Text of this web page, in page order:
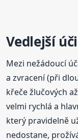
Vedlejší
Mezi nežádoucí
a zvracení (při
křeče žlučových
velmi rychlá a
který pravidelně
nedostane,